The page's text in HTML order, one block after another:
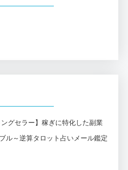
グセラー】稼ぎに特化した副業
ル～逆算タロット占いメール鑑定